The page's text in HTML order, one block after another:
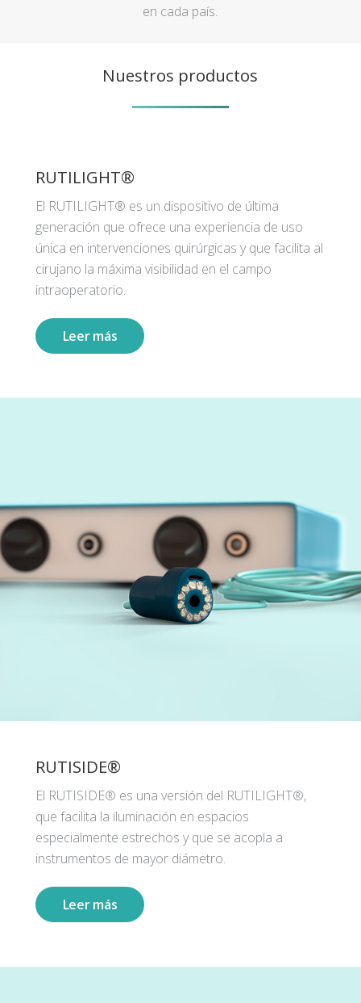
en cada país.
Nuestros productos
RUTILIGHT®
El RUTILIGHT® es un dispositivo de última
generación que ofrece una experiencia de uso
única en intervenciones quirúrgicas y que facilita al
cirujano la máxima visibilidad en el campo
intraoperatorio.
Leer más
RUTISIDE®
El RUTISIDE® es una versión del RUTILIGHT®,
que facilita la iluminación en espacios
especialmente estrechos y que se acopla a
instrumentos de mayor diámetro.
Leer más